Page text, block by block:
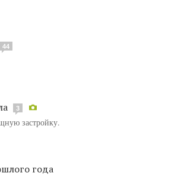
44
3
застройку.
года